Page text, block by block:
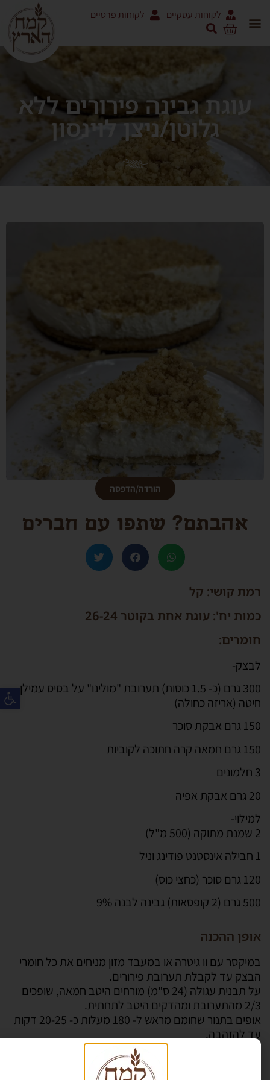
לקוחות עסקיים לקוחות פרטיים
עוגת גבינה פירורים ללא
גלוטן/ניצן לוינסון
רמת קושי: קל
כמות יח': עוגת אחת בקוטר 26-24
חומרים:
לבצק-
300 גרם (כ- 1.5 כוסות) תערובת "מולינו" על בסיס עמילן
חיטה (אריזה כחולה)
150 גרם אבקת סוכר
150 גרם חמאה קרה חתוכה לקוביות
3 חלמונים
20 גרם אבקת אפיה
למילוי-
2 שמנת מתוקה (500 מ"ל)
1 חבילה אינסטנט פודינג וניל
120 גרם סוכר (כחצי כוס)
500 גרם (2 קופסאות) גבינה לבנה 9%
אופן ההכנה
במיקסר עם וו גיטרה או במעבד מזון מניחים את כל חומרי
הבצק עד לקבלת תערובת פירורים.
על תבנית עגולה (24 ס"מ) מורחים היטב חמאה, שופכים
2/3 מהתערובת ומהדקים היטב לתחתית.
אופים בתנור שחומם מראש ל- 180 מעלות כ- 20-25 דקות
עד להזהבה.
מצננים היטב. שימו לב- כשהבצק יוצא מהתנור הוא יחסית
רך ומתקשה ככל שהוא מתקרר.
הורדה/הדפסה
אהבתם? שתפו עם חברים